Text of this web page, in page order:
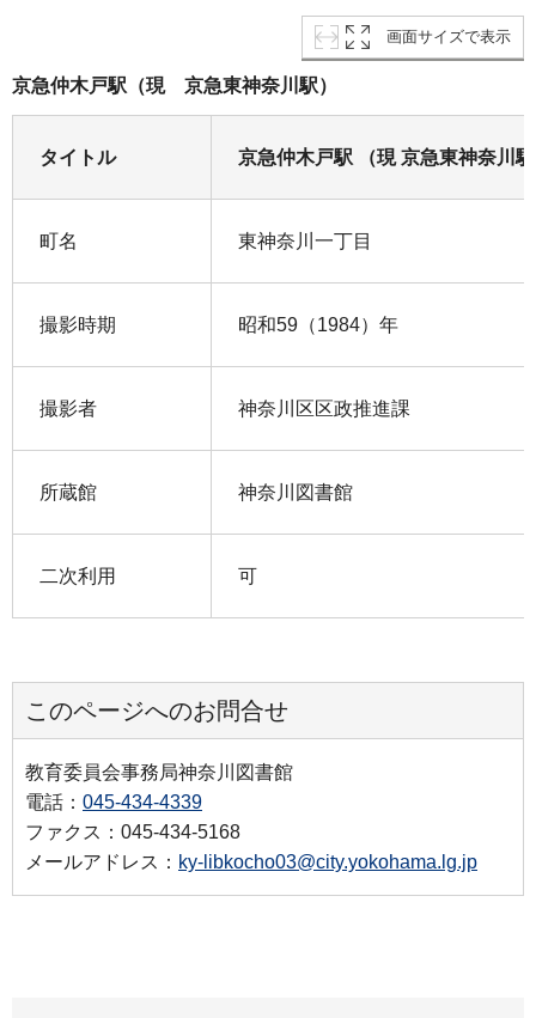
画面サイズで表示
京急仲木戸駅（現 京急東神奈川駅）
タイトル 京急仲木戸駅 （現 京急東神奈川
町名 東神奈川一丁目
撮影時期 昭和59（1984）年
撮影者 神奈川区区政推進課
所蔵館 神奈川図書館
二次利用 可
このページへのお問合せ
教育委員会事務局神奈川図書館
電話： 045-434-4339
ファクス：045-434-5168
メールアドレス： ky-libkocho03@city.yokohama.lg.jp